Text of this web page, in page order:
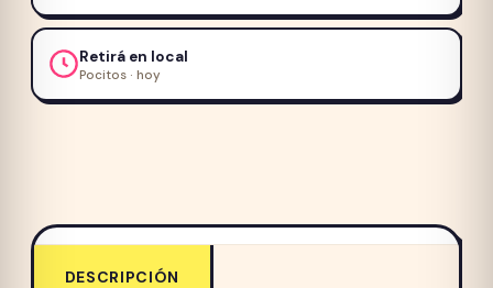
Retirá en local
Pocitos · hoy
DESCRIPCIÓN